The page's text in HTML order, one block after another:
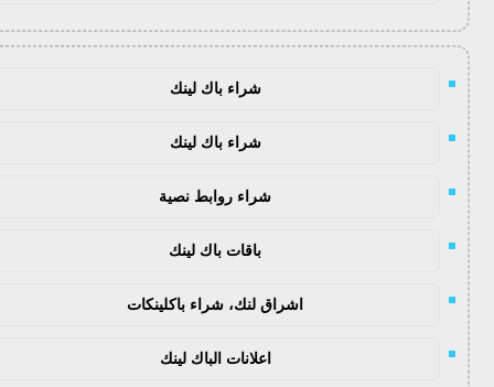
شراء باك لينك
شراء باك لينك
شراء روابط نصية
باقات باك لينك
اشراق لنك، شراء باكلينكات
اعلانات الباك لينك